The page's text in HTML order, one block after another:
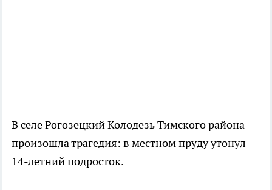
В селе Рогозецкий Колодезь Тимского района
произошла трагедия: в местном пруду утонул
14-летний подросток.